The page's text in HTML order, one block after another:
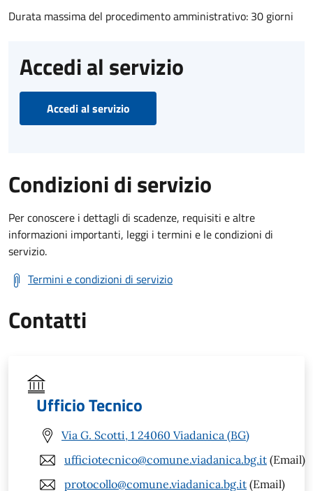
Durata massima del procedimento amministrativo: 30 giorni
Accedi al servizio
Accedi al servizio
Condizioni di servizio
Per conoscere i dettagli di scadenze, requisiti e altre
informazioni importanti, leggi i termini e le condizioni di
servizio.
Termini e condizioni di servizio
Contatti
Ufficio Tecnico
Via G. Scotti, 1 24060 Viadanica (BG)
ufficiotecnico@comune.viadanica.bg.it (Email)
protocollo@comune.viadanica.bg.it (Email)